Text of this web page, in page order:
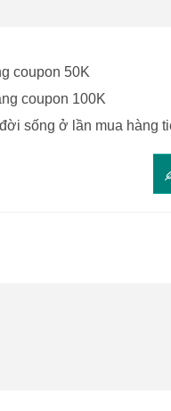
coupon 50K
coupon 100K
sống ở lần mua hàng